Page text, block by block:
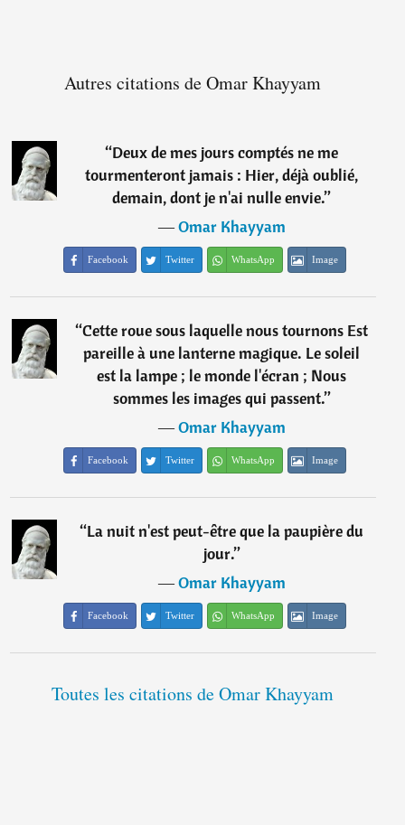
Autres citations de Omar Khayyam
“Deux de mes jours comptés ne me
tourmenteront jamais : Hier, déjà oublié,
demain, dont je n'ai nulle envie.”
―Omar Khayyam
Facebook Twitter WhatsApp Image
“Cette roue sous laquelle nous tournons Est
pareille à une lanterne magique. Le soleil
est la lampe ; le monde l'écran ; Nous
sommes les images qui passent.”
―Omar Khayyam
Facebook Twitter WhatsApp Image
“La nuit n'est peut-être que la paupière du
jour.”
―Omar Khayyam
Facebook Twitter WhatsApp Image
Toutes les citations de Omar Khayyam